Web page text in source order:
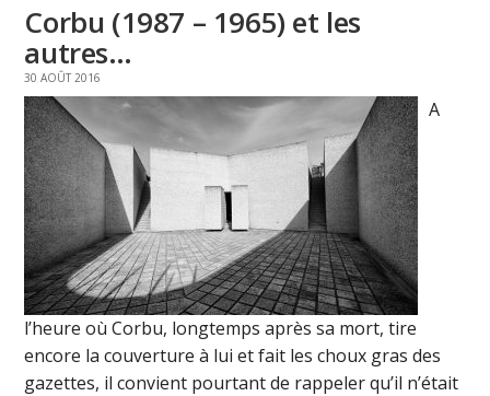
Corbu (1987 – 1965) et les
autres…
30 AOÛT 2016
A
l’heure où Corbu, longtemps après sa mort, tire
encore la couverture à lui et fait les choux gras des
gazettes, il convient pourtant de rappeler qu’il n’était